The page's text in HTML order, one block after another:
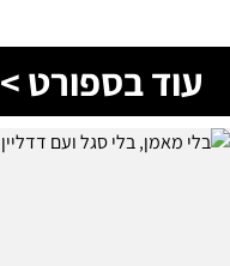
עוד בספורט >